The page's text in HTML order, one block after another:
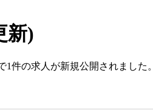
新)
件の求人が新規公開されました。